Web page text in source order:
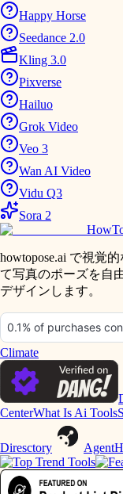
Happy Horse
Seedance 2.0
Kling 3.0
Pixverse
Hailuo
Grok Video
Veo 3
Wan AI Video
Vidu Q3
Sora 2
howtopose.ai で視覚
て写真のポーズを自
デザインします。
Climate
CenterWhat Is Ai Tools
Diresctory